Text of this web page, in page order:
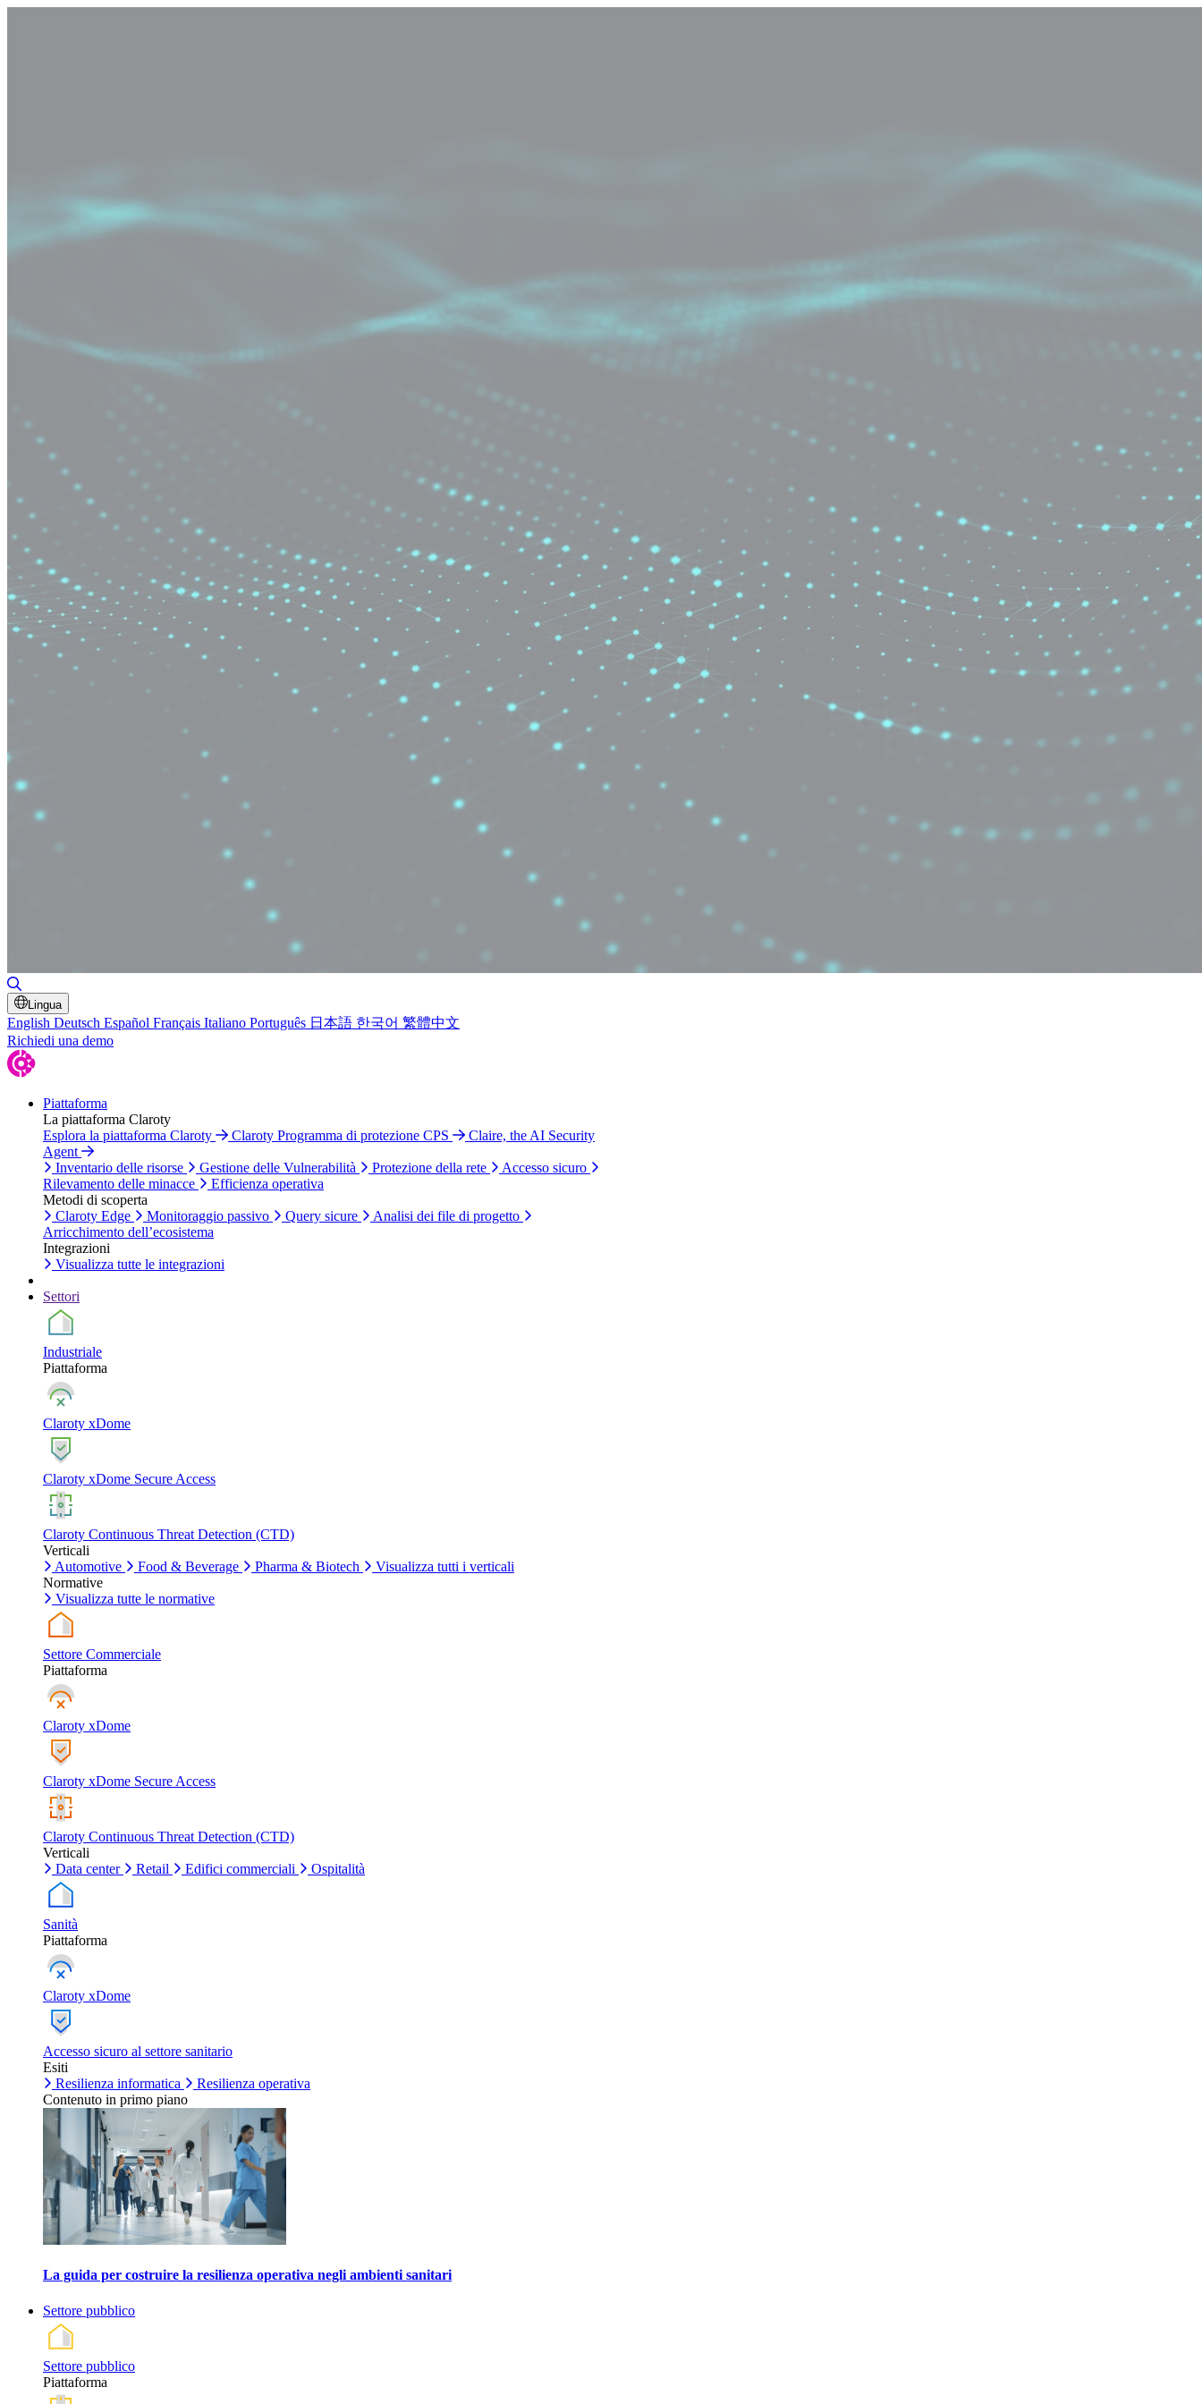
Lingua
English Deutsch Español Français Italiano Português 日本語 한국어 繁體中文
Richiedi una demo
Piattaforma
La piattaforma Claroty
Esplora la piattaforma Claroty
Claroty Programma di protezione CPS
Claire, the AI Security
Agent
Inventario delle risorse
Gestione delle Vulnerabilità Protezione della rete
Accesso sicuro
Rilevamento delle minacce
Efficienza operativa
Metodi di scoperta
Claroty Edge
Monitoraggio passivo Query sicure
Analisi dei file di progetto
Arricchimento dell’ecosistema
Integrazioni
Visualizza tutte le integrazioni
Settori
Industriale
Piattaforma
Claroty xDome
Claroty xDome Secure Access
Claroty Continuous Threat Detection (CTD)
Verticali
Automotive
Food & Beverage Pharma & Biotech
Visualizza tutti i verticali
Normative
Visualizza tutte le normative
Settore Commerciale
Piattaforma
Claroty xDome
Claroty xDome Secure Access
Claroty Continuous Threat Detection (CTD)
Verticali
Data center
Retail Edifici commerciali Ospitalità
Sanità
Piattaforma
Claroty xDome
Accesso sicuro al settore sanitario
Esiti
Resilienza informatica
Resilienza operativa
Contenuto in primo piano
La guida per costruire la resilienza operativa negli ambienti sanitari
Settore pubblico
Settore pubblico
Piattaforma